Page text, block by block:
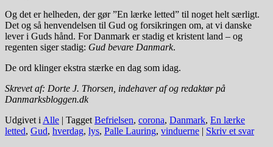
Og det er helheden, der gør ”En lærke letted” til noget helt særligt.
Det og så henvendelsen til Gud og forsikringen om, at vi danske
lever i Guds hånd. For Danmark er stadig et kristent land – og
regenten siger stadig: Gud bevare Danmark.
De ord klinger ekstra stærke en dag som idag.
Skrevet af: Dorte J. Thorsen, indehaver af og redaktør på
Danmarksbloggen.dk
Udgivet i Alle | Tagget Befrielsen, corona, Danmark, En lærke
letted, Gud, hverdag, lys, Palle Lauring, vinduerne | Skriv et svar